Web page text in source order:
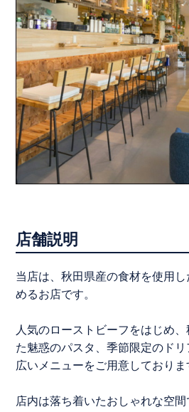
店舗説明
当店は、秋田県産の食材を使用
めるお店です。
人気のローストビーフをはじめ
た魅惑のパスタ、季節限定のド
広いメニューをご用意しておりま
店内は落ち着いたおしゃれな空